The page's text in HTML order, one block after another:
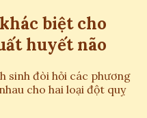
biệt cho
huyết não
sinh đòi hỏi các phương
cho hai loại đột quỵ